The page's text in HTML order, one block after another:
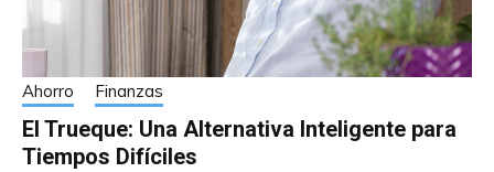
Ahorro Finanzas
El Trueque: Una Alternativa Inteligente para
Tiempos Difíciles